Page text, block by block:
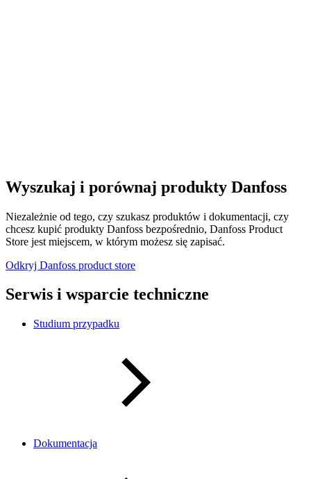
Wyszukaj i porównaj produkty Danfoss
Niezależnie od tego, czy szukasz produktów i dokumentacji, czy
chcesz kupić produkty Danfoss bezpośrednio, Danfoss Product
Store jest miejscem, w którym możesz się zapisać.
Odkryj Danfoss product store
Serwis i wsparcie techniczne
Studium przypadku
Dokumentacja